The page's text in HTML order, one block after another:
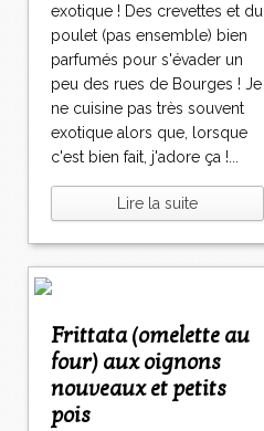
exotique ! Des crevettes et du
poulet (pas ensemble) bien
parfumés pour s'évader un
peu des rues de Bourges ! Je
ne cuisine pas très souvent
exotique alors que, lorsque
c'est bien fait, j'adore ça !...
Lire la suite
Frittata (omelette au
four) aux oignons
nouveaux et petits
pois